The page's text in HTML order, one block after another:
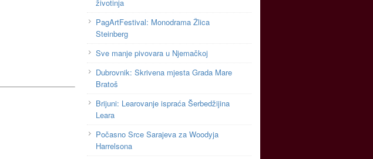
životinja
PagArtFestival: Monodrama Žlica
Steinberg
Sve manje pivovara u Njemačkoj
Dubrovnik: Skrivena mjesta Grada Mare
Bratoš
Brijuni: Learovanje ispraća Šerbedžijina
Leara
Počasno Srce Sarajeva za Woodyja
Harrelsona